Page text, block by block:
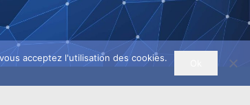
acceptez l'utilisation des cookies.